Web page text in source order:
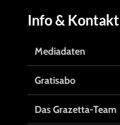
Info & Kontakt
Mediadaten
Gratisabo
Das Grazetta-Team